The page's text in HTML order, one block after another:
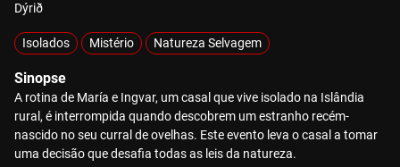
Dýrið
Isolados Mistério Natureza Selvagem
Sinopse
A rotina de María e Ingvar, um casal que vive isolado na Islândia
rural, é interrompida quando descobrem um estranho recém-
nascido no seu curral de ovelhas. Este evento leva o casal a tomar
uma decisão que desafia todas as leis da natureza.